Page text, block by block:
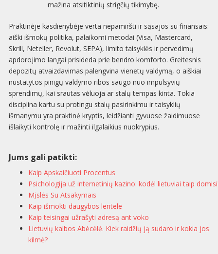
mažina atsitiktinių strigčių tikimybę.
Praktinėje kasdienybėje verta nepamiršti ir sąsajos su finansais:
aiški išmokų politika, palaikomi metodai (Visa, Mastercard,
Skrill, Neteller, Revolut, SEPA), limito taisyklės ir pervedimų
apdorojimo langai prisideda prie bendro komforto. Greitesnis
depozitų atvaizdavimas palengvina vienetų valdymą, o aiškiai
nustatytos pinigų valdymo ribos saugo nuo impulsyvių
sprendimų, kai srautas vėluoja ar stalų tempas kinta. Tokia
disciplina kartu su protingu stalų pasirinkimu ir taisyklių
išmanymu yra praktinė kryptis, leidžianti gyvuose žaidimuose
išlaikyti kontrolę ir mažinti ilgalaikius nuokrypius.
Jums gali patikti:
Kaip Apskaičiuoti Procentus
Psichologija už internetinių kazino: kodėl lietuviai taip
Mįslės Su Atsakymais
Kaip išmokti daugybos lentele
Kaip teisingai užrašyti adresą ant voko
Lietuvių kalbos Abėcėlė. Kiek raidžių ją sudaro ir kokia jos
kilmė?